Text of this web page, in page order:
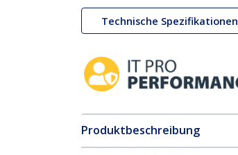
Technische Spezifikationen
Produktbeschreibung